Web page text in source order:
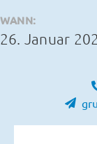
Inhalt
springen
WANN:
26. Januar